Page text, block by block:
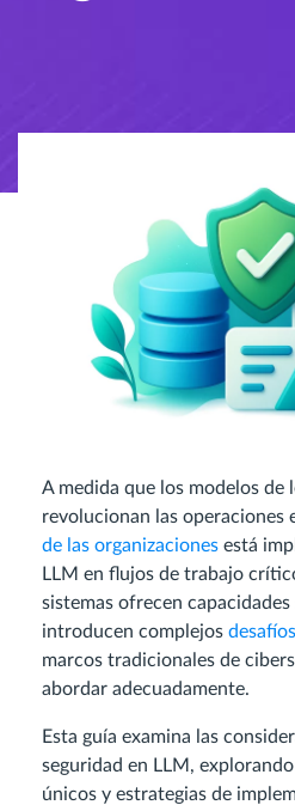
A medida que los modelos de
revolucionan las operaciones
de las organizaciones está
LLM en flujos de trabajo
sistemas ofrecen
introducen complejos
marcos tradicionales de
abordar adecuadamente.
Esta guía examina las
seguridad en LLM,
únicos y estrategias de